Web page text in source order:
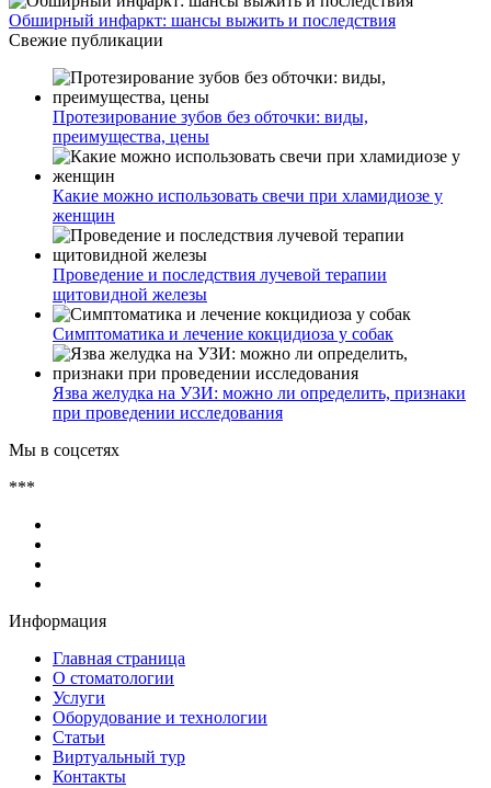
Обширный инфаркт: шансы выжить и последствия
Свежие публикации
Протезирование зубов без обточки: виды,
преимущества, цены
Какие можно использовать свечи при хламидиозе у
женщин
Проведение и последствия лучевой терапии
щитовидной железы
Симптоматика и лечение кокцидиоза у собак
Язва желудка на УЗИ: можно ли определить, признаки
при проведении исследования
Мы в соцсетях
***
Информация
Главная страница
О стоматологии
Услуги
Оборудование и технологии
Статьи
Виртуальный тур
Контакты